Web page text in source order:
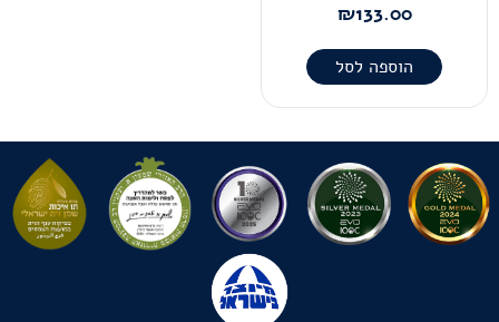
₪133.00
הוספה לסל